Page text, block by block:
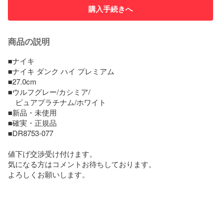
購入手続きへ
商品の説明
■ナイキ
■ナイキ ダンク ハイ プレミアム
■27.0cm
■ウルフグレー/カシミア/
ピュアプラチナム/ホワイト
■新品・未使用
■確実・正規品
■DR8753-077
値下げ交渉受け付けます。
気になる方はコメントお待ちしております。
よろしくお願いします。